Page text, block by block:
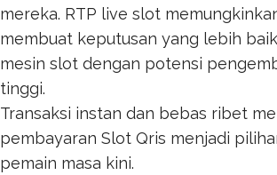
mereka. RTP live slot
membuat keputusan yang lebih
mesin slot dengan potensi
tinggi.
Transaksi instan dan bebas ribet
pembayaran Slot Qris menjadi
pemain masa kini.